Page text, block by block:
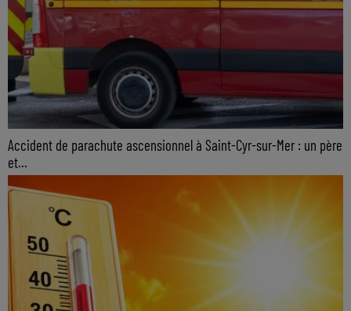
Accident de parachute ascensionnel à Saint-Cyr-sur-Mer : un père
et...